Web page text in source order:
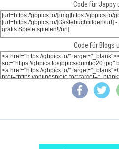
Code für Jappy
Code für Blogs